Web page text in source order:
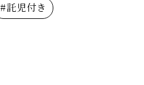
#託児付き